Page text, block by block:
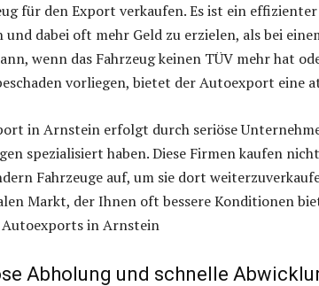
für den Export verkaufen. Es ist ein
und dabei oft mehr Geld zu erzielen, als bei
wenn das Fahrzeug keinen TÜV mehr hat
vorliegen, bietet der Autoexport eine
in Arnstein erfolgt durch seriöse
spezialisiert haben. Diese Firmen kaufen
Fahrzeuge auf, um sie dort
Markt, der Ihnen oft bessere Konditionen
in Arnstein
Abholung und schnelle